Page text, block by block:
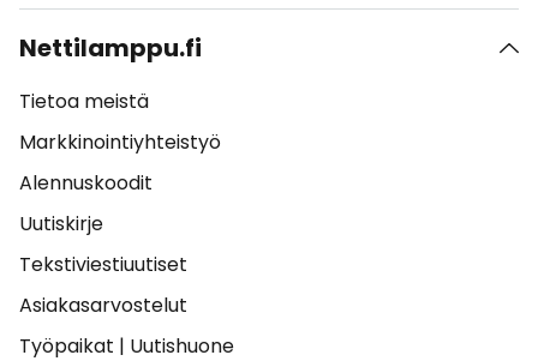
Nettilamppu.fi
Tietoa meistä
Markkinointiyhteistyö
Alennuskoodit
Uutiskirje
Tekstiviestiuutiset
Asiakasarvostelut
Työpaikat | Uutishuone